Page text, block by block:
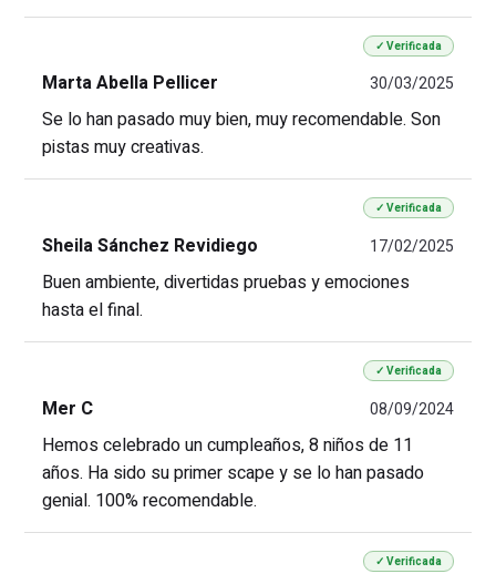
✓ Verificada
Marta Abella Pellicer 30/03/2025
Se lo han pasado muy bien, muy recomendable. Son
pistas muy creativas.
✓ Verificada
Sheila Sánchez Revidiego 17/02/2025
Buen ambiente, divertidas pruebas y emociones
hasta el final.
✓ Verificada
Mer C 08/09/2024
Hemos celebrado un cumpleaños, 8 niños de 11
años. Ha sido su primer scape y se lo han pasado
genial. 100% recomendable.
✓ Verificada